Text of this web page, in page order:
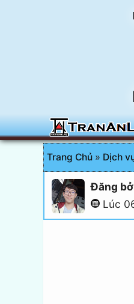
Trang Chủ » Dịch
Đăng
Lúc